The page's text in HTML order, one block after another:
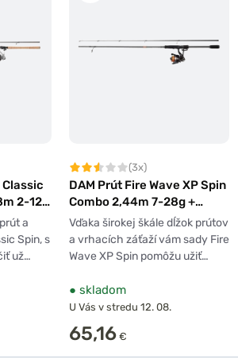
Classic
2-12g
a
Spin, s
už…
(3x)
DAM Prút Fire Wave XP Spin
Combo 2,44m 7-28g +
Navijak 3000 + Šnúra
0,17mm
Vďaka širokej škále dĺžok prútov
a vrhacích záťaží vám sady Fire
Wave XP Spin pomôžu užiť…
● skladom
U Vás v stredu 12. 08.
65,16 €